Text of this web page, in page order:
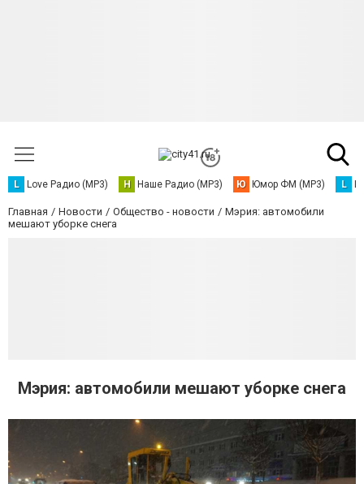
L Love Радио (MP3) Н Наше Радио (MP3) Ю Юмор ФМ (MP3) L
Главная Новости Общество - новости
Мэрия: автомобили
мешают уборке снега
Мэрия: автомобили мешают уборке снега